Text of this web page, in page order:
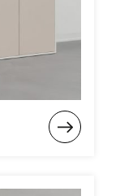
: